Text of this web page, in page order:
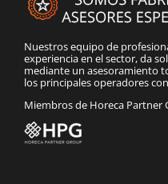
Nuestros equipo de
experiencia en el sector, da
mediante un asesoramiento
los principales operadores
Miembros de Horeca Partner